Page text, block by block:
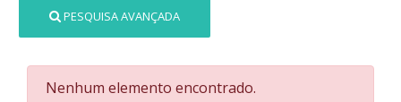
PESQUISA AVANÇADA
Nenhum elemento encontrado.